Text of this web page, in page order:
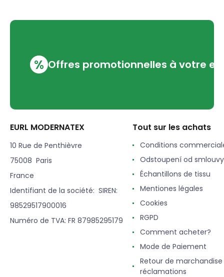
% Offres promotionnelles à votre
EURL MODERNATEX
10 Rue de Penthièvre
75008 Paris
France
Identifiant de la société: SIREN:
98529517900016
Numéro de TVA: FR 87985295179
Tout sur les achats
Conditions
Odstoupení od smlouvy
Échantillons de tissu
Mentiones légales
Cookies
RGPD
Comment acheter?
Mode de Paiement
Retour de
réclamations